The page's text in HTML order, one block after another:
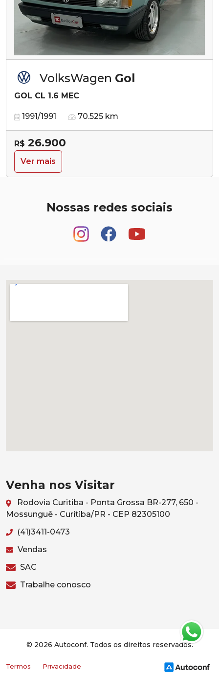
VolksWagen Gol
GOL CL 1.6 MEC
1991/1991 70.525 km
R$ 26.900
Ver mais
Nossas redes sociais
Venha nos Visitar
Rodovia Curitiba - Ponta Grossa BR-277, 650 -
Mossunguê - Curitiba/PR - CEP 82305100
(41)3411-0473
Vendas
SAC
Trabalhe conosco
© 2026 Autoconf. Todos os direitos reservados.
Termos Privacidade